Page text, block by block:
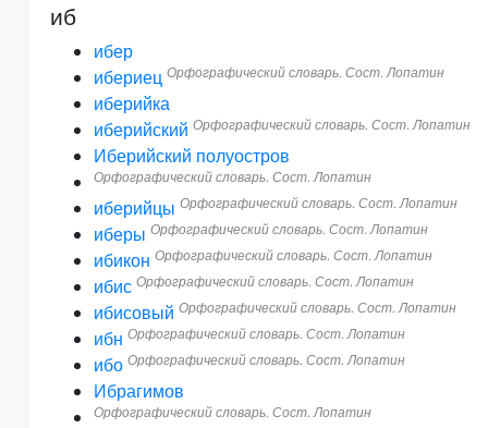
иб
ибер
ибериец Орфографический словарь. Сост. Лопатин
иберийка
иберийский Орфографический словарь. Сост. Лопатин
Иберийский полуостров
Орфографический словарь. Сост. Лопатин
иберийцы Орфографический словарь. Сост. Лопатин
иберы Орфографический словарь. Сост. Лопатин
ибикон Орфографический словарь. Сост. Лопатин
ибис Орфографический словарь. Сост. Лопатин
ибисовый Орфографический словарь. Сост. Лопатин
ибн Орфографический словарь. Сост. Лопатин
ибо Орфографический словарь. Сост. Лопатин
Ибрагимов
Орфографический словарь. Сост. Лопатин